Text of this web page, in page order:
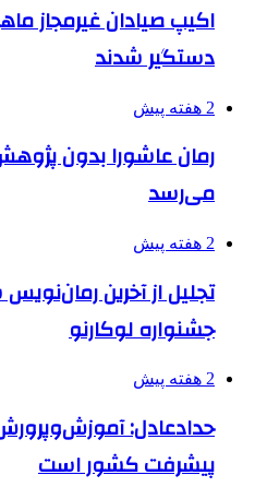
اکیپ صیادان غیرمجاز
دستگیر شدند
2 هفته پیش
رمان عاشورا بدون
می‌رسد
2 هفته پیش
تجلیل از آخرین
جشنواره لوکارنو
2 هفته پیش
حدادعادل:
پیشرفت کشور است